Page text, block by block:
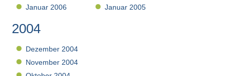
Januar 2006
Januar 2005
2004
Dezember 2004
November 2004